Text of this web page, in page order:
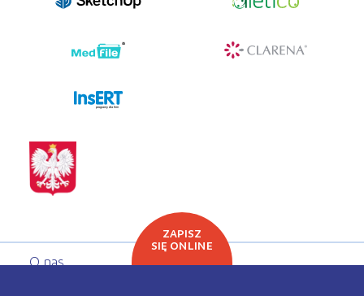
programy dla firm
O nas
ZAPISZ
SIĘ ONLINE